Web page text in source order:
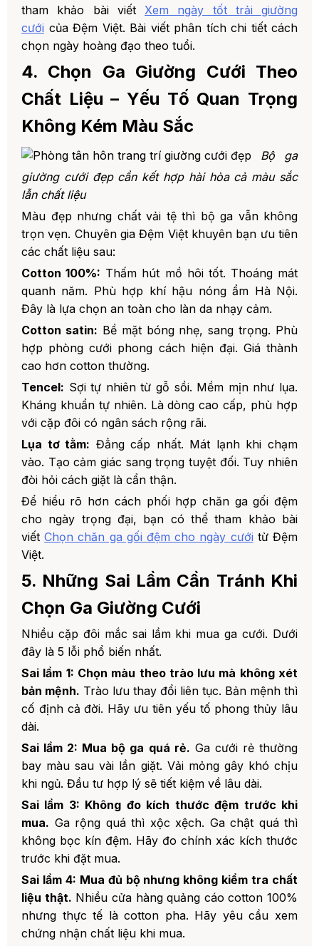
tham khảo bài viết Xem ngày tốt trải giường
cưới của Đệm Việt. Bài viết phân tích chi tiết cách
chọn ngày hoàng đạo theo tuổi.
4. Chọn Ga Giường Cưới Theo
Chất Liệu – Yếu Tố Quan Trọng
Không Kém Màu Sắc
Bộ ga
giường cưới đẹp cần kết hợp hài hòa cả màu sắc
lẫn chất liệu
Màu đẹp nhưng chất vải tệ thì bộ ga vẫn không
trọn vẹn. Chuyên gia Đệm Việt khuyên bạn ưu tiên
các chất liệu sau:
Cotton 100%: Thấm hút mồ hôi tốt. Thoáng mát
quanh năm. Phù hợp khí hậu nóng ẩm Hà Nội.
Đây là lựa chọn an toàn cho làn da nhạy cảm.
Cotton satin: Bề mặt bóng nhẹ, sang trọng. Phù
hợp phòng cưới phong cách hiện đại. Giá thành
cao hơn cotton thường.
Tencel: Sợi tự nhiên từ gỗ sồi. Mềm mịn như lụa.
Kháng khuẩn tự nhiên. Là dòng cao cấp, phù hợp
với cặp đôi có ngân sách rộng rãi.
Lụa tơ tằm: Đẳng cấp nhất. Mát lạnh khi chạm
vào. Tạo cảm giác sang trọng tuyệt đối. Tuy nhiên
đòi hỏi cách giặt là cẩn thận.
Để hiểu rõ hơn cách phối hợp chăn ga gối đệm
cho ngày trọng đại, bạn có thể tham khảo bài
viếtChọn chăn ga gối đệm cho ngày cưới từ Đệm
Việt.
5. Những Sai Lầm Cần Tránh Khi
Chọn Ga Giường Cưới
Nhiều cặp đôi mắc sai lầm khi mua ga cưới. Dưới
đây là 5 lỗi phổ biến nhất.
Sai lầm 1: Chọn màu theo trào lưu mà không xét
bản mệnh. Trào lưu thay đổi liên tục. Bản mệnh thì
cố định cả đời. Hãy ưu tiên yếu tố phong thủy lâu
dài.
Sai lầm 2: Mua bộ ga quá rẻ. Ga cưới rẻ thường
bay màu sau vài lần giặt. Vải mỏng gây khó chịu
khi ngủ. Đầu tư hợp lý sẽ tiết kiệm về lâu dài.
Sai lầm 3: Không đo kích thước đệm trước khi
mua. Ga rộng quá thì xộc xệch. Ga chật quá thì
không bọc kín đệm. Hãy đo chính xác kích thước
trước khi đặt mua.
Sai lầm 4: Mua đủ bộ nhưng không kiểm tra chất
liệu thật. Nhiều cửa hàng quảng cáo cotton 100%
nhưng thực tế là cotton pha. Hãy yêu cầu xem
chứng nhận chất liệu khi mua.